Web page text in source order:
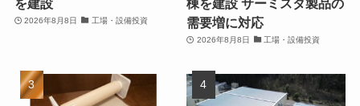
を建設
2026年8月8日 工場・設備投資
棟を建設 サーミスタ製品の
需要増に対応
2026年8月8日 工場・設備投資